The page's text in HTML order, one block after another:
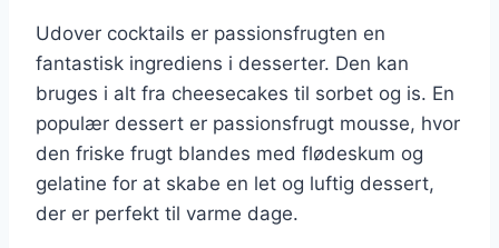
Udover cocktails er passionsfrugten en
fantastisk ingrediens i desserter. Den kan
bruges i alt fra cheesecakes til sorbet og is. En
populær dessert er passionsfrugt mousse, hvor
den friske frugt blandes med flødeskum og
gelatine for at skabe en let og luftig dessert,
der er perfekt til varme dage.